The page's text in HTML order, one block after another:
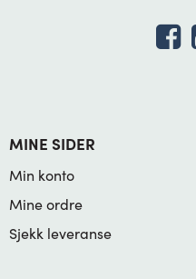
MINE SIDER
Min konto
Mine ordre
Sjekk leveranse